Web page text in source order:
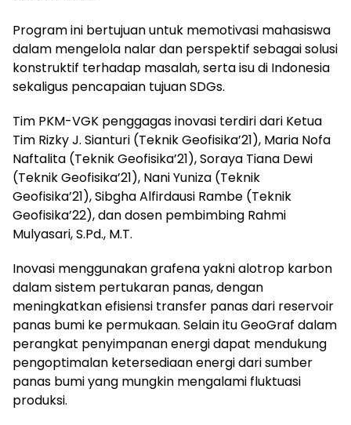
Program ini bertujuan untuk memotivasi mahasiswa
dalam mengelola nalar dan perspektif sebagai solusi
konstruktif terhadap masalah, serta isu di Indonesia
sekaligus pencapaian tujuan SDGs.
Tim PKM-VGK penggagas inovasi terdiri dari Ketua
Tim Rizky J. Sianturi (Teknik Geofisika’21), Maria Nofa
Naftalita (Teknik Geofisika’21), Soraya Tiana Dewi
(Teknik Geofisika’21), Nani Yuniza (Teknik
Geofisika’21), Sibgha Alfirdausi Rambe (Teknik
Geofisika’22), dan dosen pembimbing Rahmi
Mulyasari, S.Pd., M.T.
Inovasi menggunakan grafena yakni alotrop karbon
dalam sistem pertukaran panas, dengan
meningkatkan efisiensi transfer panas dari reservoir
panas bumi ke permukaan. Selain itu GeoGraf dalam
perangkat penyimpanan energi dapat mendukung
pengoptimalan ketersediaan energi dari sumber
panas bumi yang mungkin mengalami fluktuasi
produksi.